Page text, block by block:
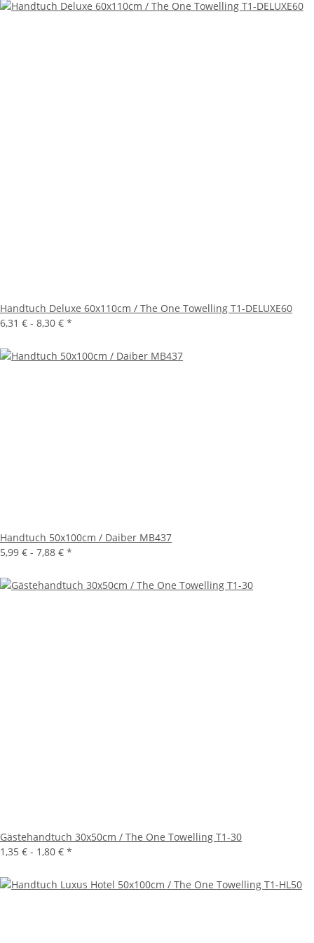
Handtuch Deluxe 60x110cm / The One Towelling T1-DELUXE60
6,31 € - 8,30 € *
Handtuch 50x100cm / Daiber MB437
5,99 € - 7,88 € *
Gästehandtuch 30x50cm / The One Towelling T1-30
1,35 € - 1,80 € *